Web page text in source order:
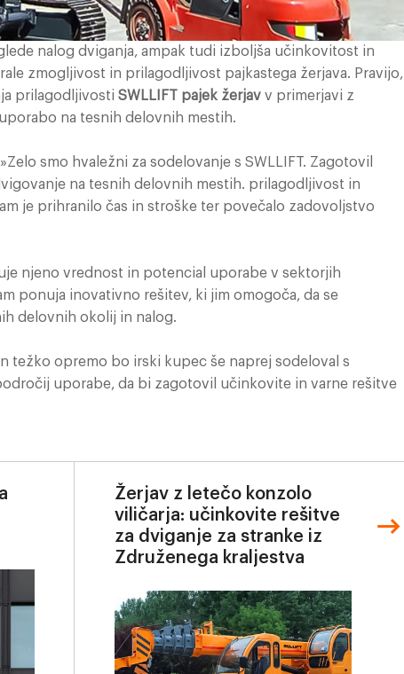
nalog dviganja, ampak tudi izboljša učinkovitost in
zmogljivost in prilagodljivost pajkastega žerjava. Pravijo,
prilagodljivostiSWLLIFT pajek žerjav v primerjavi z
na tesnih delovnih mestih.
smo hvaležni za sodelovanje s SWLLIFT. Zagotovil
na tesnih delovnih mestih. prilagodljivost in
je prihranilo čas in stroške ter povečalo zadovoljstvo
njeno vrednost in potencial uporabe v sektorjih
ponuja inovativno rešitev, ki jim omogoča, da se
delovnih okolij in nalog.
težko opremo bo irski kupec še naprej sodeloval s
uporabe, da bi zagotovil učinkovite in varne rešitve
Žerjav z letečo konzolo
viličarja: učinkovite rešitve
za dviganje za stranke iz
Združenega kraljestva